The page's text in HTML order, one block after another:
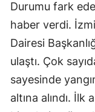
Durumu fark
haber verdi.
Dairesi
ulaştı. Çok
sayesinde
altına alındı.